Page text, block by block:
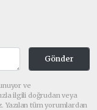
Gönder
ve
ilgili doğrudan veya
Yazılan tüm yorumlardan